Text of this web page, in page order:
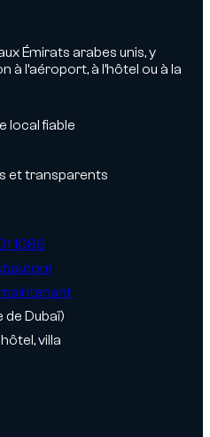
Émirats arabes unis, y
à l’aéroport, à l’hôtel ou à la
local fiable
et transparents
1086
Dubaï)
villa